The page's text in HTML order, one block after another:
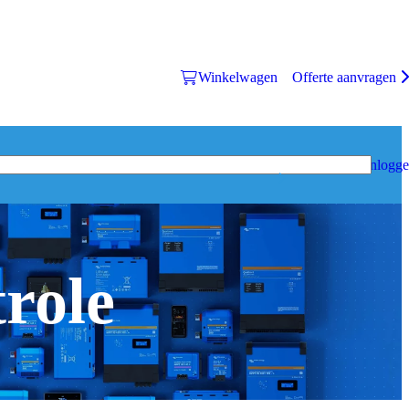
Winkelwagen Offerte aanvragen